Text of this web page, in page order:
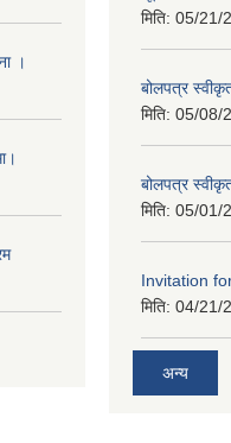
।
मिति: 05/21/
बोलपत्र
मिति: 05/08/
बोलपत्र
मिति: 05/01/
Invitation
मिति: 04/21/
अन्य